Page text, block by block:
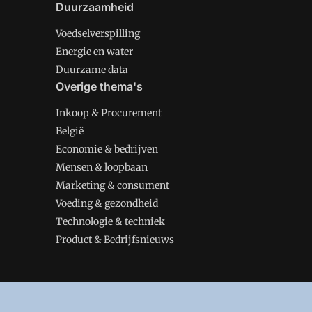
Duurzaamheid
Voedselverspilling
Energie en water
Duurzame data
Overige thema's
Inkoop & Procurement
België
Economie & bedrijven
Mensen & loopbaan
Marketing & consument
Voeding & gezondheid
Technologie & techniek
Product & Bedrijfsnieuws